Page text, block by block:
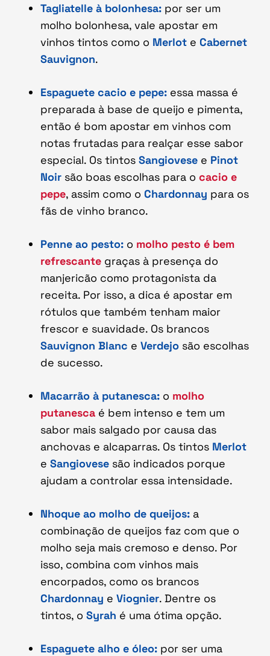
Tagliatelle à bolonhesa: por ser um
molho bolonhesa, vale apostar em
vinhos tintos como o Merlot e Cabernet
Sauvignon.
Espaguete cacio e pepe: essa massa é
preparada à base de queijo e pimenta,
então é bom apostar em vinhos com
notas frutadas para realçar esse sabor
especial. Os tintosSangiovese e Pinot
Noir são boas escolhas para ocacio e
pepe, assim como o Chardonnay para os
fãs de vinho branco.
Penne ao pesto: o molho pesto é bem
refrescante graças à presença do
manjericão como protagonista da
receita. Por isso, a dica é apostar em
rótulos que também tenham maior
frescor e suavidade. Os brancos
Sauvignon Blanc eVerdejo são escolhas
de sucesso.
Macarrão à putanesca: o molho
putanesca é bem intenso e tem um
sabor mais salgado por causa das
anchovas e alcaparras. Os tintos Merlot
eSangiovese são indicados porque
ajudam a controlar essa intensidade.
Nhoque ao molho de queijos: a
combinação de queijos faz com que o
molho seja mais cremoso e denso. Por
isso, combina com vinhos mais
encorpados, como os brancos
Chardonnay eViognier. Dentre os
tintos, oSyrah é uma ótima opção.
Espaguete alho e óleo: por ser uma